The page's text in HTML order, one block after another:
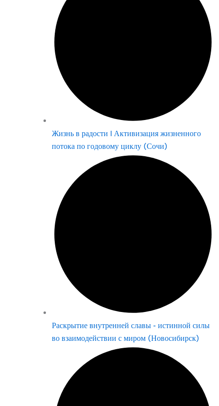
Жизнь в радости | Активизация жизненного
потока по годовому циклу (Сочи)
Раскрытие внутренней славы - истинной силы
во взаимодействии с миром (Новосибирск)